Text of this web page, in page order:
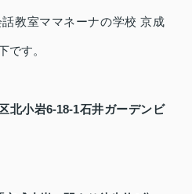
教室ママネーナの学校 京成
です。
北小岩6-18-1石井ガーデンビ